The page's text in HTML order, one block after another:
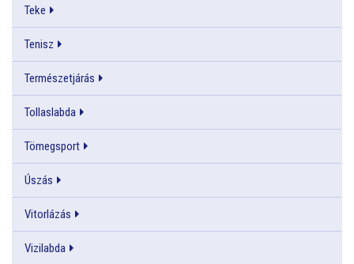
Teke
Tenisz
Természetjárás
Tollaslabda
Tömegsport
Úszás
Vitorlázás
Vizilabda